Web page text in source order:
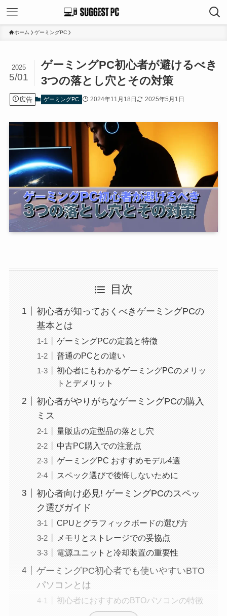
ホーム ゲーミングPC
ゲーミングPC初心者が避けるべき
3つの落とし穴とその対策
2025
5/01
広告 ゲーミングPC 2024年11月18日 2025年5月1日
目次
初心者が知っておくべきゲーミングPCの
基本とは
ゲーミングPCの定義と特徴
普通のPCとの違い
初心者にもわかるゲーミングPCのメリッ
トとデメリット
初心者がやりがちなゲーミングPCの購入
ミス
量販店の定型品の落とし穴
中古PC購入での注意点
ゲーミングPC おすすめモデル4選
スペック選びで後悔しないために
初心者向け必見! ゲーミングPCのスペッ
ク選びガイド
CPUとグラフィックボードの選び方
メモリとストレージでの妥協点
電源ユニットと冷却装置の重要性
ゲーミングPC初心者でも使いやすいBTO
パソコンとは
初心者におすすめのBTOパソコンの特徴